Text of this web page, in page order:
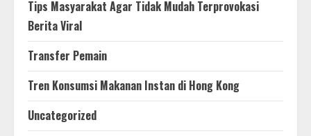
Tips Masyarakat Agar Tidak Mudah Terprovokasi
Berita Viral
Transfer Pemain
Tren Konsumsi Makanan Instan di Hong Kong
Uncategorized